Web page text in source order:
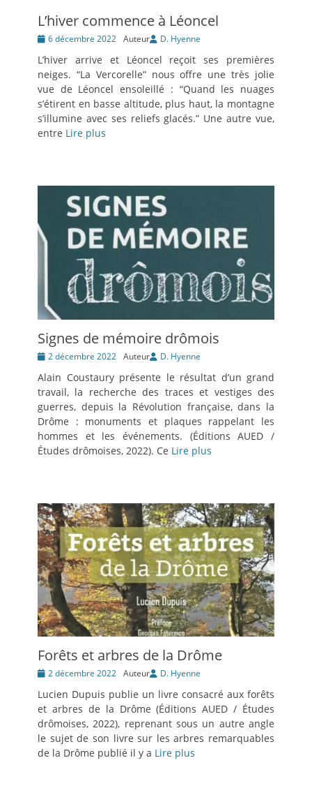
L’hiver commence à Léoncel
Posté6 décembre 2022 Auteur D. Hyenne
L’hiver arrive et Léoncel reçoit ses premières
neiges. “La Vercorelle” nous offre une très jolie
vue de Léoncel ensoleillé : “Quand les nuages
s’étirent en basse altitude, plus haut, la montagne
s’illumine avec ses reliefs glacés.” Une autre vue,
entre Lire plus
Signes de mémoire drômois
Posté2 décembre 2022 Auteur D. Hyenne
Alain Coustaury présente le résultat d’un grand
travail, la recherche des traces et vestiges des
guerres, depuis la Révolution française, dans la
Drôme : monuments et plaques rappelant les
hommes et les événements. (Éditions AUED /
Études drômoises, 2022). Ce Lire plus
Forêts et arbres de la Drôme
Posté2 décembre 2022 Auteur D. Hyenne
Lucien Dupuis publie un livre consacré aux forêts
et arbres de la Drôme (Éditions AUED / Études
drômoises, 2022), reprenant sous un autre angle
le sujet de son livre sur les arbres remarquables
de la Drôme publié il y a Lire plus